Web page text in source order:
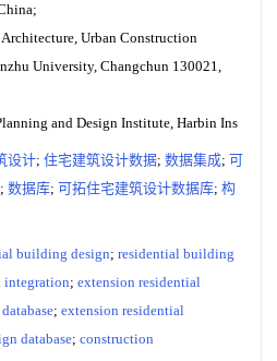
Urban Construction
University, Changchun 130021,
and Design Institute, Harbin Ins
设计; 住宅建筑设计数据; 数据集成; 可
; 数据库; 可拓住宅建筑设计数据库; 构
building design; residential building
integration; extension residential
database; extension residential
database; construction